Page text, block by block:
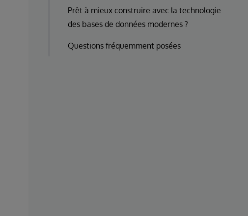
Prêt à mieux construire avec la technologie
des bases de données modernes ?
Questions fréquemment posées